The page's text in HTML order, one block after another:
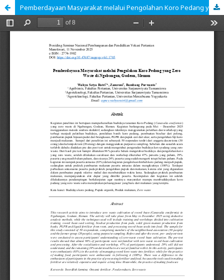
Pemberdayaan Masyarakat melalui Pengolahan Koro Pedang yang Zero Waste di Ngabangan, Godean, Sleman